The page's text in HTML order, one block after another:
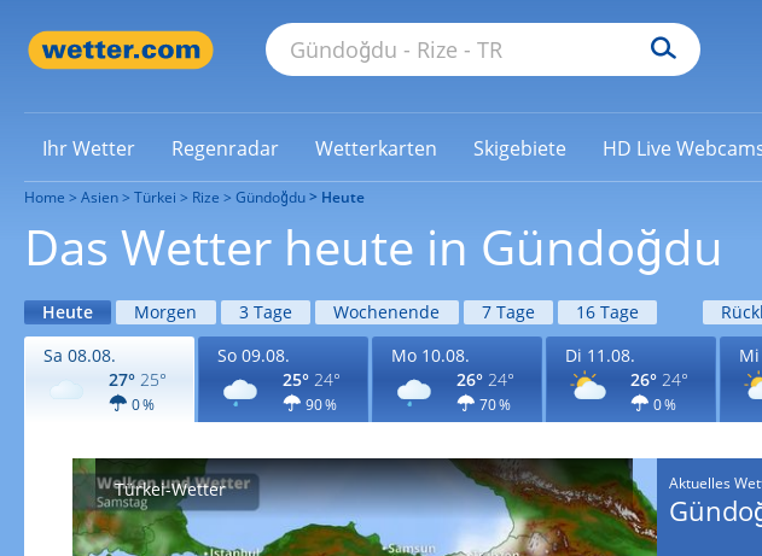
Ihr Wetter Regenradar Wetterkarten Skigebiete HD Live
Home Asien Türkei Rize Gündoğdu Heute
Das Wetter heute in Gündoğdu
Heute Morgen 3 Tage Wochenende 7 Tage 16 Tage
Sa 08.08.
27° 25°
0 %
So 09.08.
25° 24°
90 %
Mo 10.08.
26° 24°
70 %
Di 11.08.
26° 24°
0 %
Türkei-Wetter Aktuelles